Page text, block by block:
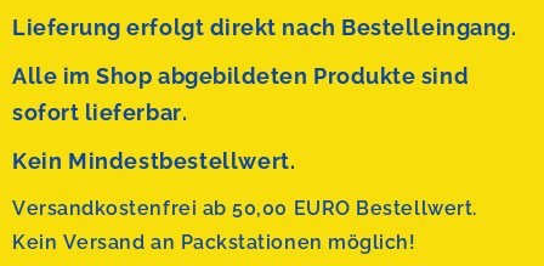
Lieferung erfolgt direkt nach Bestelleingang.
Alle im Shop abgebildeten Produkte sind
sofort lieferbar.
Kein Mindestbestellwert.
Versandkostenfrei ab 50,00 EURO Bestellwert.
Kein Versand an Packstationen möglich!